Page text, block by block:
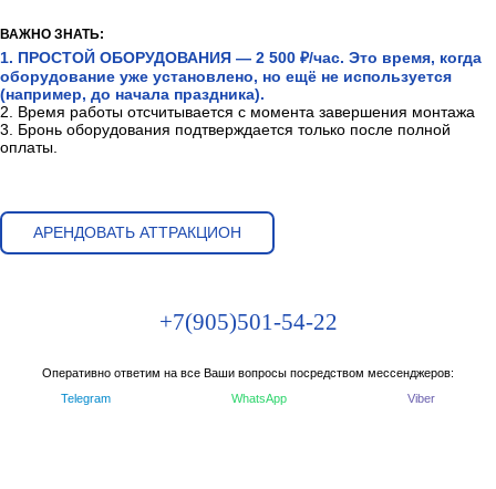
ВАЖНО ЗНАТЬ:
1. ПРОСТОЙ ОБОРУДОВАНИЯ — 2 500 ₽/час. Это время, когда
оборудование уже установлено, но ещё не используется
(например, до начала праздника).
2. Время работы отсчитывается с момента завершения монтажа
3. Бронь оборудования подтверждается только после полной
оплаты.
АРЕНДОВАТЬ АТТРАКЦИОН
+7(905)501-54-22
Оперативно ответим на все Ваши вопросы посредством мессенджеров:
Telegram
WhatsApp Viber